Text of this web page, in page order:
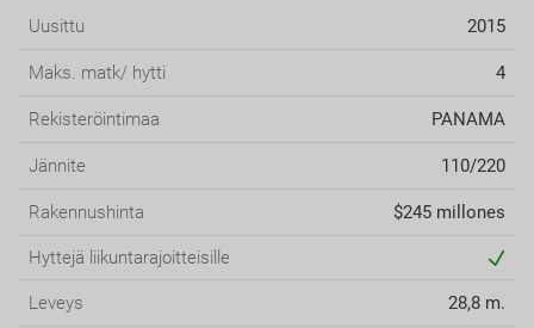
Uusittu 2015
Maks. matk/ hytti 4
Rekisteröintimaa PANAMA
Jännite 110/220
Rakennushinta $245 millones
Hyttejä liikuntarajoitteisille
Leveys 28,8 m.